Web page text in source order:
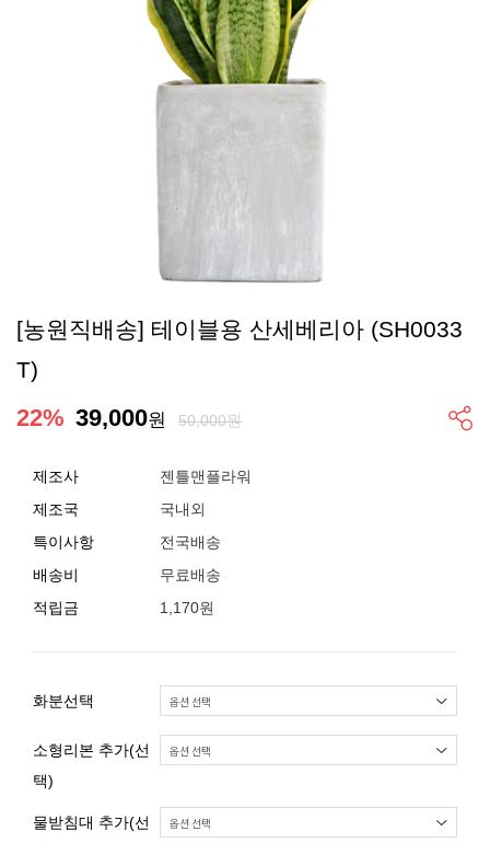
[농원직배송] 테이블용 산세베리아 (SH0033
T)
22% 39,000원 50,000원
제조사
젠틀맨플라워
제조국
국내외
특이사항
전국배송
배송비
무료배송
적립금
1,170원
화분선택
소형리본 추가(선
택)
물받침대 추가(선